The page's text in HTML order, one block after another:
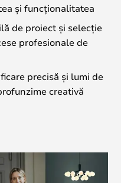
și funcționalitatea
de proiect și selecție
profesionale de
precisă și lumi de
creativă